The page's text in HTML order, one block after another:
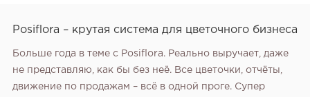
Posiflora – крутая система для цветочного бизнеса
Больше года в теме с Posiflora. Реально выручает, даже
не представляю, как бы без неё. Все цветочки, отчёты,
движение по продажам – всё в одной проге. Супер